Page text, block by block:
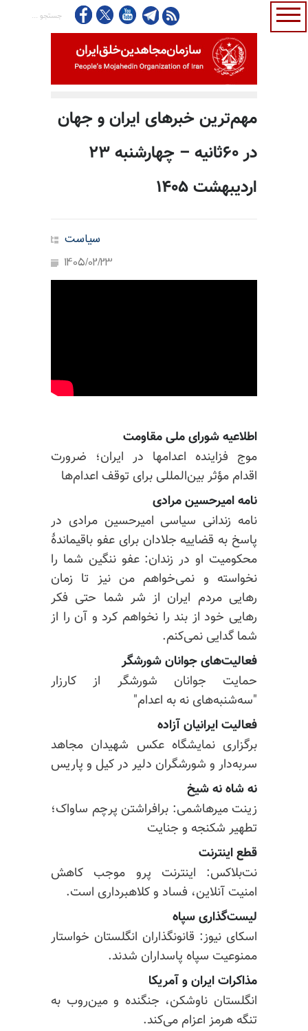
مهم‌ترین خبرهای ایران و جهان
در ۶۰ثانیه – چهارشنبه ۲۳
اردیبهشت ۱۴۰۵
سیاست
1405/02/23
اطلاعیه شورای ملی مقاومت
موج فزاینده اعدامها در ایران؛ ضرورت
اقدام مؤثر بین‌المللی برای توقف اعدام‌ها
نامه امیرحسین مرادی
نامه زندانی سیاسی امیرحسین مرادی در
پاسخ به قضاییه جلادان برای عفو باقیماندهٔ
محکومیت او در زندان: عفو ننگین شما را
نخواسته و نمی‌خواهم من نیز تا زمان
رهایی مردم ایران از شر شما حتی فکر
رهایی خود از بند را نخواهم کرد و آن را از
شما گدایی نمی‌کنم.
فعالیت‌های جوانان شورشگر
حمایت جوانان شورشگر از کارزار
"سه‌شنبه‌های نه به اعدام"
فعالیت ایرانیان آزاده
برگزاری نمایشگاه عکس شهیدان مجاهد
سربه‌دار و شورشگران دلیر در کیل و پاریس
نه شاه نه شیخ
زینت میرهاشمی: برافراشتن پرچم ساواک؛
تطهیر شکنجه و جنایت
قطع اینترنت
نت‌بلاکس: اینترنت پرو موجب کاهش
امنیت آنلاین، فساد و کلاهبرداری است.
لیست‌گذاری سپاه
اسکای نیوز: قانونگذاران انگلستان خواستار
ممنوعیت سپاه پاسداران شدند.
مذاکرات ایران و آمریکا
انگلستان ناوشکن، جنگنده و مین‌روب به
تنگه هرمز اعزام می‌کند.